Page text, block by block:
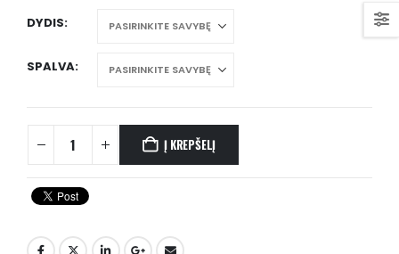
DYDIS
SPALVA
Į KREPŠELĮ